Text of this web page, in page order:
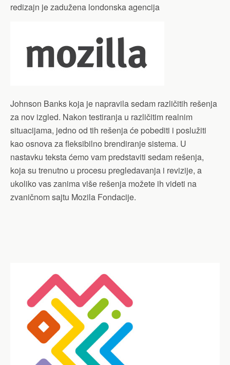
redizajn je zadužena londonska agencija
Johnson Banks koja je napravila sedam različitih rešenja
za nov izgled. Nakon testiranja u različitim realnim
situacijama, jedno od tih rešenja će pobediti i poslužiti
kao osnova za fleksibilno brendiranje sistema. U
nastavku teksta ćemo vam predstaviti sedam rešenja,
koja su trenutno u procesu pregledavanja i revizije, a
ukoliko vas zanima više rešenja možete ih videti na
zvaničnom sajtu Mozila Fondacije.